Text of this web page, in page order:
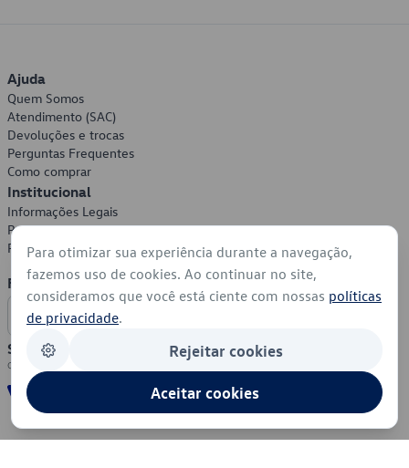
Ajuda
Quem Somos
Atendimento (SAC)
Devoluções e trocas
Perguntas Frequentes
Como comprar
Institucional
Informações Legais
Política de Privacidade
Política de Cookies
Formas de Pagamento
Segurança
Para otimizar sua experiência durante a navegação,
fazemos uso de cookies. Ao continuar no site,
consideramos que você está ciente com nossas políticas
de privacidade.
Rejeitar cookies
Aceitar cookies